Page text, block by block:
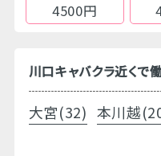
4500円
川口キャバクラ近くで
大宮(32) 本川越